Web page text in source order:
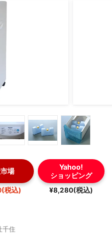
場
税込)
Yahoo!
ショッピング
¥8,280(税込)
千住